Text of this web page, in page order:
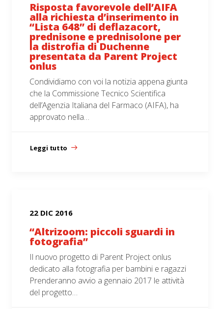
Risposta favorevole dell’AIFA
alla richiesta d’inserimento in
“Lista 648” di deflazacort,
prednisone e prednisolone per
la distrofia di Duchenne
presentata da Parent Project
onlus
Condividiamo con voi la notizia appena giunta
che la Commissione Tecnico Scientifica
dell’Agenzia Italiana del Farmaco (AIFA), ha
approvato nella…
Leggi tutto
22 DIC 2016
“Altrizoom: piccoli sguardi in
fotografia”
Il nuovo progetto di Parent Project onlus
dedicato alla fotografia per bambini e ragazzi
Prenderanno avvio a gennaio 2017 le attività
del progetto…